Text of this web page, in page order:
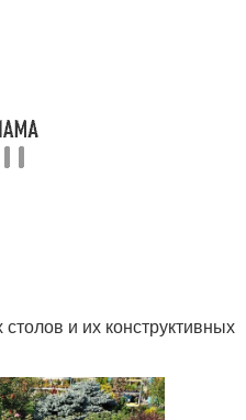
и их конструктивных